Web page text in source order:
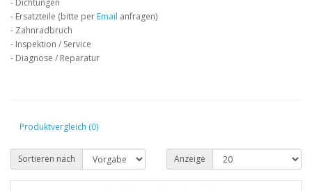
- Dichtungen
- Ersatzteile (bitte per Email anfragen)
- Zahnradbruch
- Inspektion / Service
- Diagnose / Reparatur
Produktvergleich (0)
Sortieren nach Anzeige